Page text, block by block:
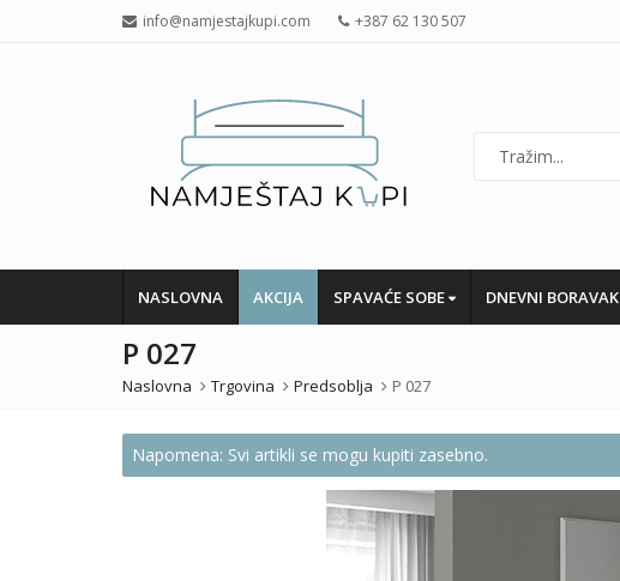
info@namjestajkupi.com +387 62 130 507
NASLOVNA AKCIJA SPAVAĆE SOBE DNEVNI BORAVAK
P 027
Naslovna Trgovina Predsoblja P 027
Napomena: Svi artikli se mogu kupiti zasebno.